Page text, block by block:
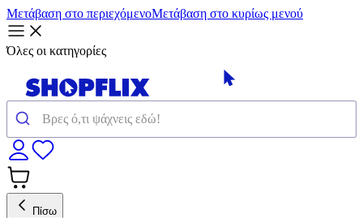
Μετάβαση στο περιεχόμενοΜετάβαση στο κυρίως μενού
Όλες οι κατηγορίες
Πίσω